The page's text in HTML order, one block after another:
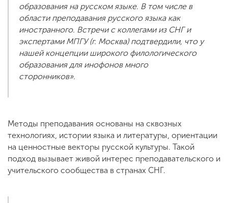
образования на русском языке. В том числе в
области преподавания русского языка как
иностранного. Встречи с коллегами из СНГ и
экспертами МПГУ (г. Москва) подтвердили, что у
нашей концепции широкого филологического
образования для инофонов много
сторонников».
Методы преподавания основаны на сквозных
технологиях, истории языка и литературы, ориентации
на ценностные векторы русской культуры. Такой
подход вызывает живой интерес преподавательского и
учительского сообщества в странах СНГ.